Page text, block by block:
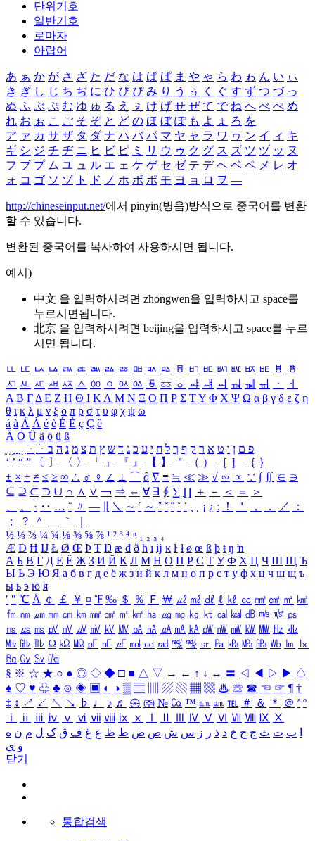
단위기호
일반기호
로마자
아랍어
あ ぁ か が さ ざ た だ な は ば ぱ ま や ゃ ら わ ゎ ん い ぃ
き ぎ し じ ち ぢ に ひ び ぴ み り う ぅ く ぐ す ず つ づ っ
ぬ ふ ぶ ぷ む ゆ ゅ る え ぇ け げ せ ぜ て で ね へ べ ぺ め
れ お ぉ こ ご そ ぞ と ど の ほ ぼ ぽ も よ ょ ろ を
ア ァ カ サ ザ タ ダ ナ ハ バ パ マ ヤ ャ ラ ワ ヮ ン イ ィ キ
ギ シ ジ チ ヂ ニ ヒ ビ ピ ミ リ ウ ゥ ク グ ス ズ ツ ヅ ッ ヌ
フ ブ プ ム ユ ュ ル エ ェ ケ ゲ セ ゼ テ デ ヘ ベ ペ メ レ オ
ォ コ ゴ ソ ゾ ト ド ノ ホ ボ ポ モ ヨ ョ ロ ヲ ―
http://chineseinput.net/에서 pinyin(병음)방식으로 중국어를 변환
할 수 있습니다.
변환된 중국어를 복사하여 사용하시면 됩니다.
예시)
中文 을 입력하시려면 zhongwen을 입력하시고 space를
누르시면됩니다.
北京 을 입력하시려면 beijing을 입력하시고 space를 누르
시면 됩니다.
ㅥ ㅦ ㅧ ㅨ ㅩ ㅪ ㅫ ㅬ ㅭ ㅮ ㅯ ㅰ ㅱ ㅲ ㅳ ㅴ ㅵ ㅶ ㅷ ㅸ
ㅹ
ㅺ ㅻ ㅼ ㅽ ㅾ ㅿ ㆀ ㆁ ㆂ ㆃ ㆄ ㆅ ㆆ ㆇ ㆈ ㆉ ㆊ ㆋ ㆌ ㆍ
ㆎ
Α Β ΓΔ Ε Ζ Η Θ Ι ΚΛ Μ Ν Ξ Ο Π Ρ Σ ΤΥ Φ Χ Ψ Ω α β γ δ ε ζ η
θ ι κ λ μ ν ξ ο π ρ σ τ υ φ χ ψ ω
á à Á À é è É È ç Ç ê
Ä Ö Ü ä ö ü ß
ִֶֹ ֻּ ׁׂ פ ם ן ו ט א ר ק ף ך ל ח י ע כ ג ד ש ץ ת צ מ נ ה ב
‘ ’ “ ” 〔 〕 〈 〉 「 」 『 』 【 】 ＂ （ ） ［ ］ ｛ ｝
± × ÷ ≠ ≤ ≥ ∞ ∴ ♂ ♀ ∠ ⊥ ⌒ ∂ ∇ ≡ ≒ ≪ ≫ √ ∽ ∝ ∵ ∫ ∬ ∈ ∋
⊆ ⊇ ⊂ ⊃ ∪ ∩ ∧ ∨ ￢ ⇒ ⇔ ∀ ∃ ∮ ∑ ∏ ＋ － ＜ ＝
＞
、
。 · ‥ … ¨ 〃 ― ＼ ∼ ´ ～ ˇ ˘ ˝ ˚ ˙ ¸ ¡ ¿ ː ！ ＇ ， ． ／
：
；
？ ＾ ｀
½ ⅓ ⅔ ¼ ¾ ⅛ ⅜ ⅝ ⅞ ¹ ² ³ ⁴ ⁿ ₁ ₂ ₃ ₄
Æ Ð Ħ Ĳ Ł Ø Œ Þ Ŧ Ŋ æ đ ð ħ ı ĳ ĸ ŀ ł ø œ ß þ ŧ ŋ ŉ
А Б В Г Д Е Ё Ж З И Й К Л М Н О П Р С Т У Ф Х Ц Ч Ш Щ Ъ
Ы Ь Э Ю Я а б в г д е ё ж з и й к л м н о п р с т у ф х ц ч ш щ ъ
ы ь э ю я
′ ″ ℃ Å ￠ ￡ ￥ ¤ ℉ ‰ ＄ ％ Ｆ ￦ ㎕ ㎖ ㎗ ℓ ㎘ ㏄ ㎣ ㎤ ㎥ ㎦
㎙ ㎚ ㎛ ㎜ ㎝ ㎞ ㎟ ㎠ ㎡ ㎢ ㏊ ㎍ ㎎ ㎏ ㏏ ㎈ ㎉ ㏈ ㎧ ㎨ ㎰
㎱ ㎲ ㎳ ㎴ ㎵ ㎶ ㎷ ㎸ ㎹ ㎀ ㎁ ㎂ ㎃ ㎄ ㎺ ㎻ ㎽ ㎾ ㎿ ㎐ ㎑
㎒ ㎓ ㎔ Ω ㏀ ㏁ ㎊ ㎋ ㎌ ㏖ ㏅ ㎭ ㎮ ㎯ ㏛ ㎩ ㎪ ㎫ ㎬ ㏝ ㏐
㏓
㏃ ㏉ ㏜ ㏆
§ ※ ☆ ★ ○ ● ◎ ◇ ◆ □ ■ △ ▽ → ← ↑ ↓ ↔ 〓 ◁ ◀ ▷ ▶ ♤
♠ ♡ ♥ ♧ ♣ ⊙ ◈ ▣ ◐ ◑ ▒ ▤ ▨ ▧ ▦ ▩ ♨ ☏ ☎ ☜ ☞ ¶ †
‡ ↕ ↗ ↙ ↖ ↘ ♭ ♩ ♪ ♬ ㉿ ㈜ № ㏇ ™ ㏂ ㏘ ℡ ＃ ＆ ＊ ＠ ª º
ⅰ
ⅱ ⅲ ⅳ ⅴ ⅵ ⅶ ⅷ ⅸ ⅹ Ⅳ Ⅴ Ⅵ Ⅶ Ⅷ Ⅸ Ⅹ
ب ت ث ج ح خ د ذ ر ز س ش ص ض ط ظ ع غ ف ق ک ل م ن ه
و ی
닫기
통합검색